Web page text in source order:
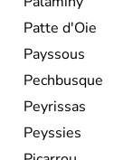
Patte d'Oie
Payssous
Pechbusque
Peyrissas
Peyssies